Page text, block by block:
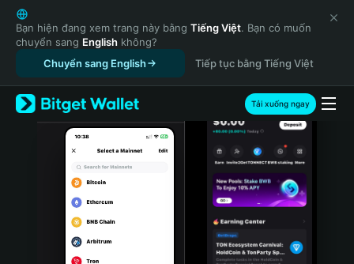
English
日本語
Tiếng Việt
Русский
Español (Latinoamérica)
Türkçe
Italiano
Português (Portugal)
Bahasa Indonesia
Bạn hiện đang xem trang này bằng Tiếng Việt. Bạn có muốn
chuyển sang English không?
Chuyển sang English
Tiếp tục bằng Tiếng Việt
Tải xuống ngay